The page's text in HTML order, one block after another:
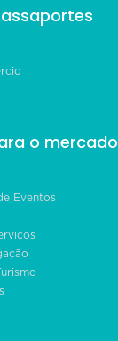
o mercado
Eventos